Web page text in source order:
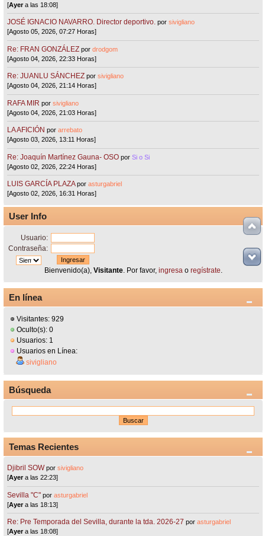
[Ayera las 18:08]
JOSÉ IGNACIO NAVARRO. Director deportivo. porsivigliano
[Agosto 05, 2026, 07:27 Horas]
Re: FRAN GONZÁLEZ pordrodgom
[Agosto 04, 2026, 22:33 Horas]
Re: JUANLU SÁNCHEZ porsivigliano
[Agosto 04, 2026, 21:14 Horas]
RAFA MIR porsivigliano
[Agosto 04, 2026, 21:03 Horas]
LA AFICIÓN porarrebato
[Agosto 03, 2026, 13:11 Horas]
Re: Joaquín Martínez Gauna- OSO porSi o Si
[Agosto 02, 2026, 22:24 Horas]
LUIS GARCÍA PLAZA porasturgabriel
[Agosto 02, 2026, 16:31 Horas]
User Info
Usuario:
Contraseña:
Bienvenido(a), Visitante. Por favor, ingresao regístrate.
En línea
Visitantes: 929
Oculto(s): 0
Usuarios: 1
Usuarios en Línea:
sivigliano
Búsqueda
Temas Recientes
Djibril SOW porsivigliano
[Ayera las 22:23]
Sevilla "C"porasturgabriel
[Ayera las 18:13]
Re: Pre Temporada del Sevilla, durante la tda. 2026-27 porasturgabriel
[Ayera las 18:08]